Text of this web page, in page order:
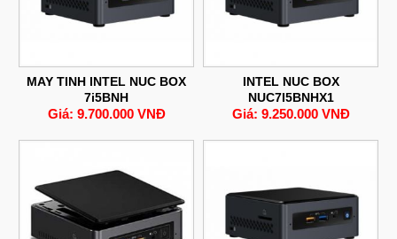
MAY TINH INTEL NUC BOX
7i5BNH
Giá: 9.700.000 VNĐ
INTEL NUC BOX
NUC7I5BNHX1
Giá: 9.250.000 VNĐ